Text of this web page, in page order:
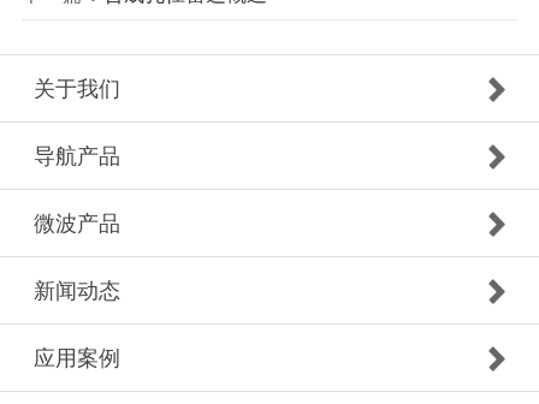
关于我们
导航产品
微波产品
新闻动态
应用案例